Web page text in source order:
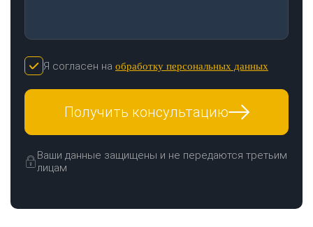
Я согласен на обработку персональных данных
Получить консультацию
Ваши данные защищены и не передаются третьим
лицам